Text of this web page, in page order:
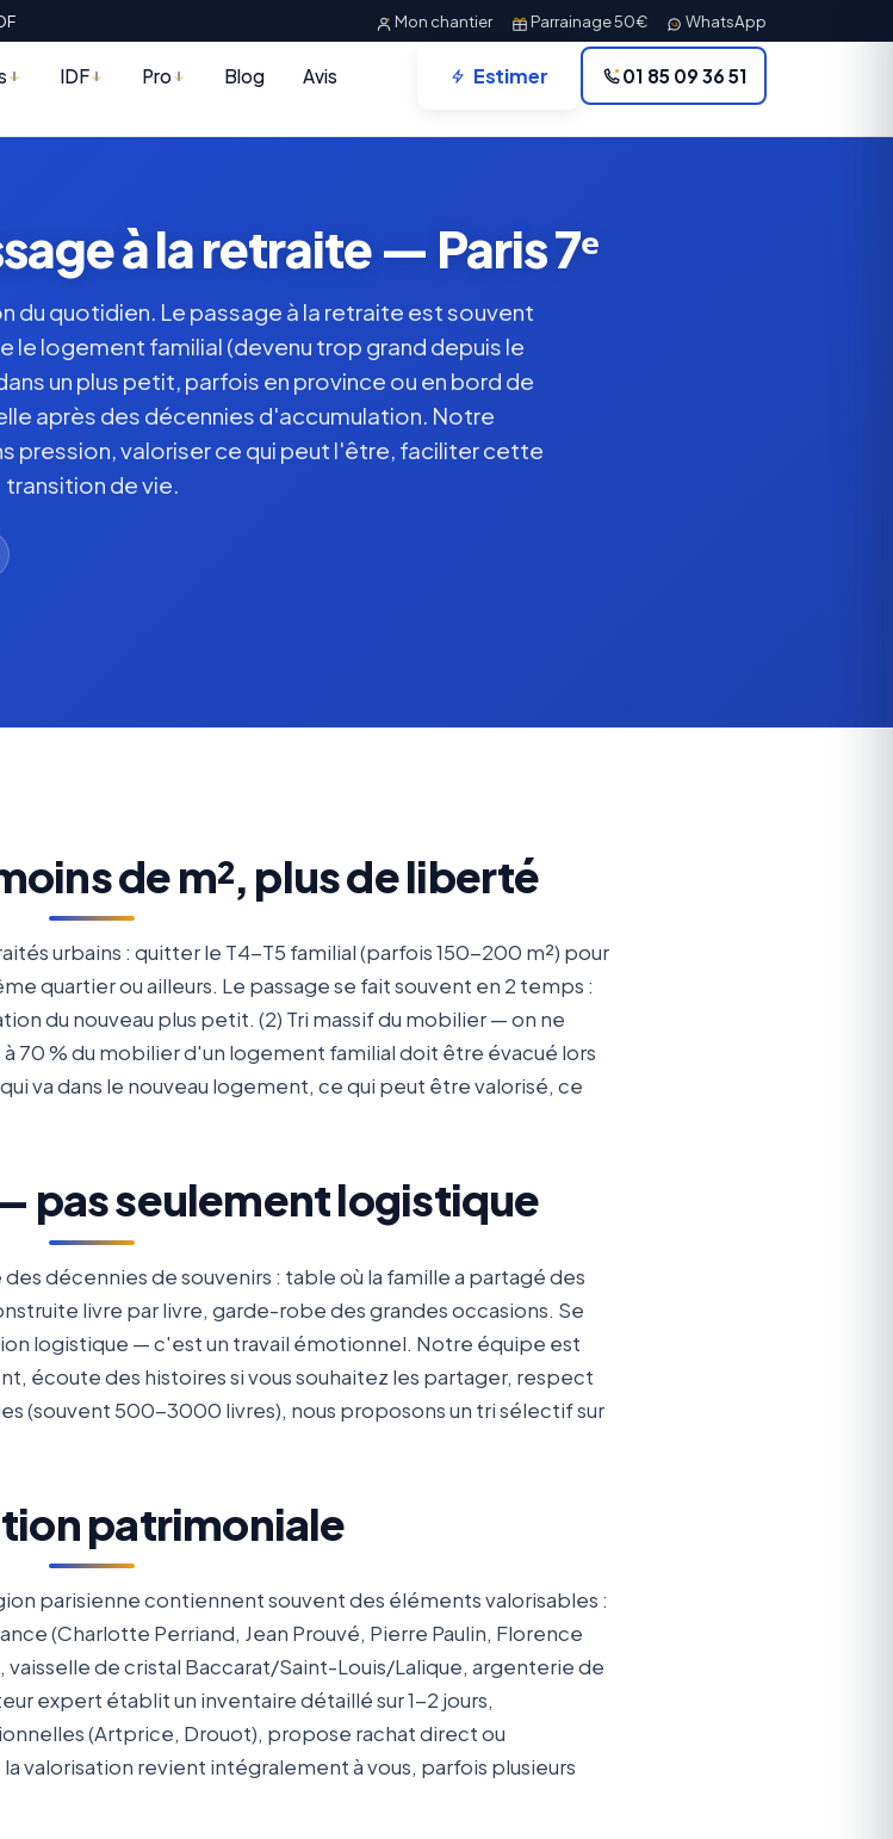
Mon chantier Parrainage 50€ WhatsApp
IDF Pro Blog Avis Estimer 01 85 09 36 51
à la retraite — Paris 7ᵉ
du quotidien. Le passage à la retraite est souvent
le logement familial (devenu trop grand depuis le
un plus petit, parfois en province ou en bord de
après des décennies d'accumulation. Notre
pression, valoriser ce qui peut l'être, faciliter cette
transition de vie.
de m², plus de liberté
urbains : quitter le T4-T5 familial (parfois 150-200 m²) pour
quartier ou ailleurs. Le passage se fait souvent en 2 temps :
du nouveau plus petit. (2) Tri massif du mobilier — on ne
70 % du mobilier d'un logement familial doit être évacué lors
va dans le nouveau logement, ce qui peut être valorisé, ce
pas seulement logistique
décennies de souvenirs : table où la famille a partagé des
livre par livre, garde-robe des grandes occasions. Se
logistique — c'est un travail émotionnel. Notre équipe est
écoute des histoires si vous souhaitez les partager, respect
(souvent 500-3000 livres), nous proposons un tri sélectif sur
patrimoniale
parisienne contiennent souvent des éléments valorisables :
(Charlotte Perriand, Jean Prouvé, Pierre Paulin, Florence
de cristal Baccarat/Saint-Louis/Lalique, argenterie de
expert établit un inventaire détaillé sur 1-2 jours,
(Artprice, Drouot), propose rachat direct ou
valorisation revient intégralement à vous, parfois plusieurs